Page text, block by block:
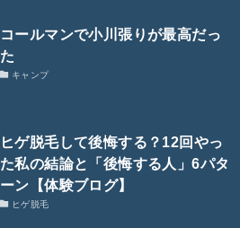
コールマンで小川張りが最高だっ
た
キャンプ
ヒゲ脱毛して後悔する？12回やっ
た私の結論と「後悔する人」6パタ
ーン【体験ブログ】
ヒゲ脱毛